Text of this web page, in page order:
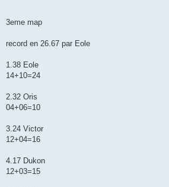
3eme map
record en 26.67 par Eole
1.38 Eole
14+10=24
2.32 Oris
04+06=10
3.24 Victor
12+04=16
4.17 Dukon
12+03=15